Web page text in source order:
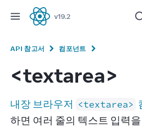
React
v19.2
API 참고서 컴포넌트
<textarea>
내장 브라우저 <textarea>
하면 여러 줄의 텍스트 입력